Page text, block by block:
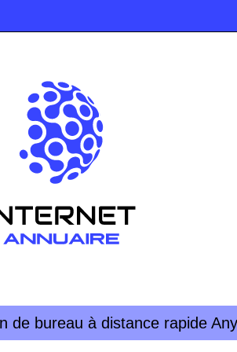
de bureau à distance rapide